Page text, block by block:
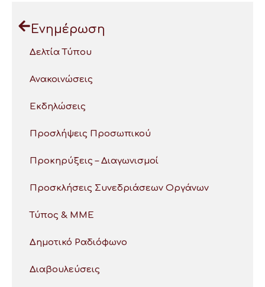
Ενημέρωση
Δελτία Τύπου
Ανακοινώσεις
Εκδηλώσεις
Προσλήψεις Προσωπικού
Προκηρύξεις – Διαγωνισμοί
Προσκλήσεις Συνεδριάσεων Οργάνων
Τύπος & ΜΜΕ
Δημοτικό Ραδιόφωνο
Διαβουλεύσεις